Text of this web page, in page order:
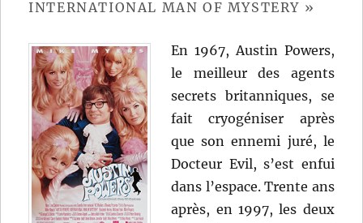
INTERNATIONAL MAN OF MYSTERY »
En 1967, Austin Powers,
le meilleur des agents
secrets britanniques, se
fait cryogéniser après
que son ennemi juré, le
Docteur Evil, s’est enfui
dans l’espace. Trente ans
après, en 1997, les deux